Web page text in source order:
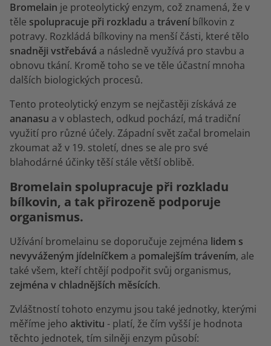
Bromelain je proteolytický enzym, což znamená, že v
těle spolupracuje při rozkladu a tráveníbílkovin z
potravy. Rozkládá bílkoviny na menší části, které tělo
snadněji vstřebává a následně využívá pro stavbu a
obnovu tkání. Kromě toho se ve těle účastní mnoha
dalších biologických procesů.
Tento proteolytický enzym se nejčastěji získává ze
ananasu a v oblastech, odkud pochází, má tradiční
využití pro různé účely. Západní svět začal bromelain
zkoumat až v 19. století, dnes se ale pro své
blahodárné účinky těší stále větší oblibě.
Bromelain spolupracuje při rozkladu
bílkovin, a tak přirozeně podporuje
organismus.
Užívání bromelainu se doporučuje zejména lidem s
nevyváženým jídelníčkem a pomalejším trávením, ale
také všem, kteří chtějí podpořit svůj organismus,
zejména v chladnějších měsících.
Zvláštností tohoto enzymu jsou také jednotky, kterými
měříme jeho aktivitu - platí, že čím vyšší je hodnota
těchto jednotek, tím silněji enzym působí: